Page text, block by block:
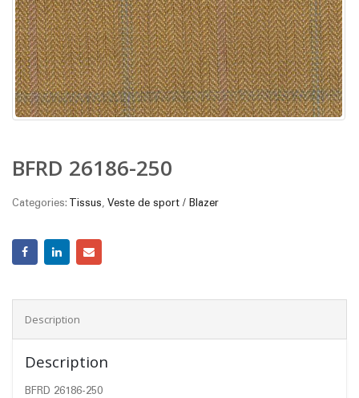
BFRD 26186-250
Categories: Tissus, Veste de sport / Blazer
Description
Description
BFRD 26186-250